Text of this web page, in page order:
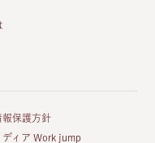
報保護方針
ディア Work jump